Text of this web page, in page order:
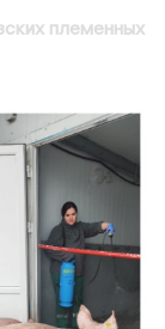
племенных